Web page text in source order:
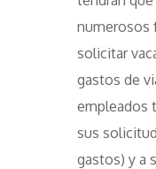
numerosos
solicitar
gastos de
empleados
sus
gastos) y a